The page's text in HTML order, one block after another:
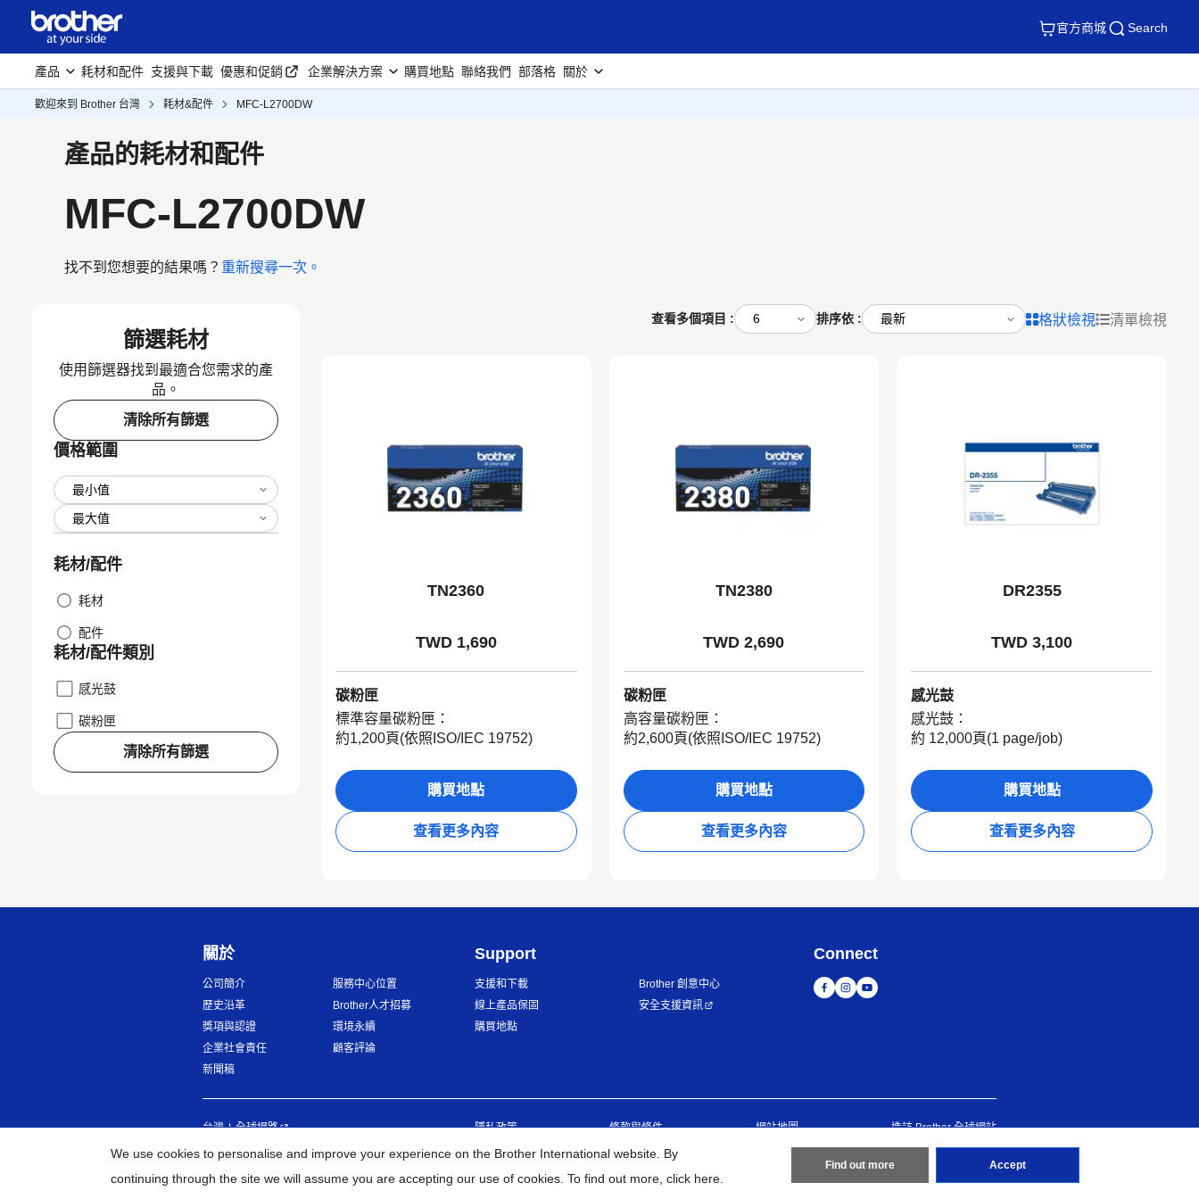
官方商城 Search
產品 耗材和配件 支援與下載 優惠和促銷 企業解決方案 購買地點 聯絡我們 部落格 關於
歡迎來到 Brother 台灣 耗材&配件 MFC-L2700DW
產品的耗材和配件
MFC-L2700DW
找不到您想要的結果嗎？ 重新搜尋一次。
篩選耗材
使用篩選器找到最適合您需求的產
品。
清除所有篩選
價格範圍
耗材/配件
耗材
配件
耗材/配件類別
感光鼓
碳粉匣
清除所有篩選
查看多個項目 : 排序依 : 格狀檢視 清單檢視
TN2360
TWD 1,690
碳粉匣
標準容量碳粉匣：
約1,200頁(依照ISO/IEC 19752)
購買地點
查看更多內容
TN2380
TWD 2,690
碳粉匣
高容量碳粉匣：
約2,600頁(依照ISO/IEC 19752)
購買地點
查看更多內容
DR2355
TWD 3,100
感光鼓
感光鼓：
約 12,000頁(1 page/job)
購買地點
查看更多內容
關於
公司簡介
歷史沿革
獎項與認證
企業社會責任
新聞稿
服務中心位置
Brother人才招募
環境永續
顧客評論
Support
支援和下載
線上產品保固
購買地點
Brother 創意中心
安全支援資訊
Connect
台灣 全球網路 隱私政策 條款與條件 網站地圖 造訪 Brother 全球網站
© BROTHER INTERNATIONAL TAIWAN LTD. All Rights Reserved
We use cookies to personalise and improve your experience on the Brother International website. By
continuing through the site we will assume you are accepting our use of cookies. To find out more, click here.
Find out more Accept